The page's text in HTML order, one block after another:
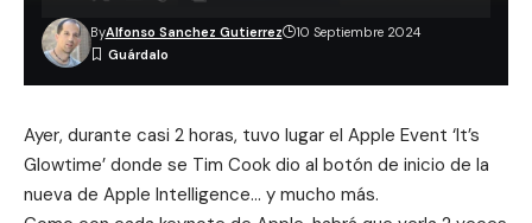
ByAlfonso Sanchez Gutierrez 10 Septiembre 2024
Ayer, durante casi 2 horas, tuvo lugar el Apple Event ‘It’s
Glowtime’ donde se Tim Cook dio al botón de inicio de la
nueva de Apple Intelligence… y mucho más.